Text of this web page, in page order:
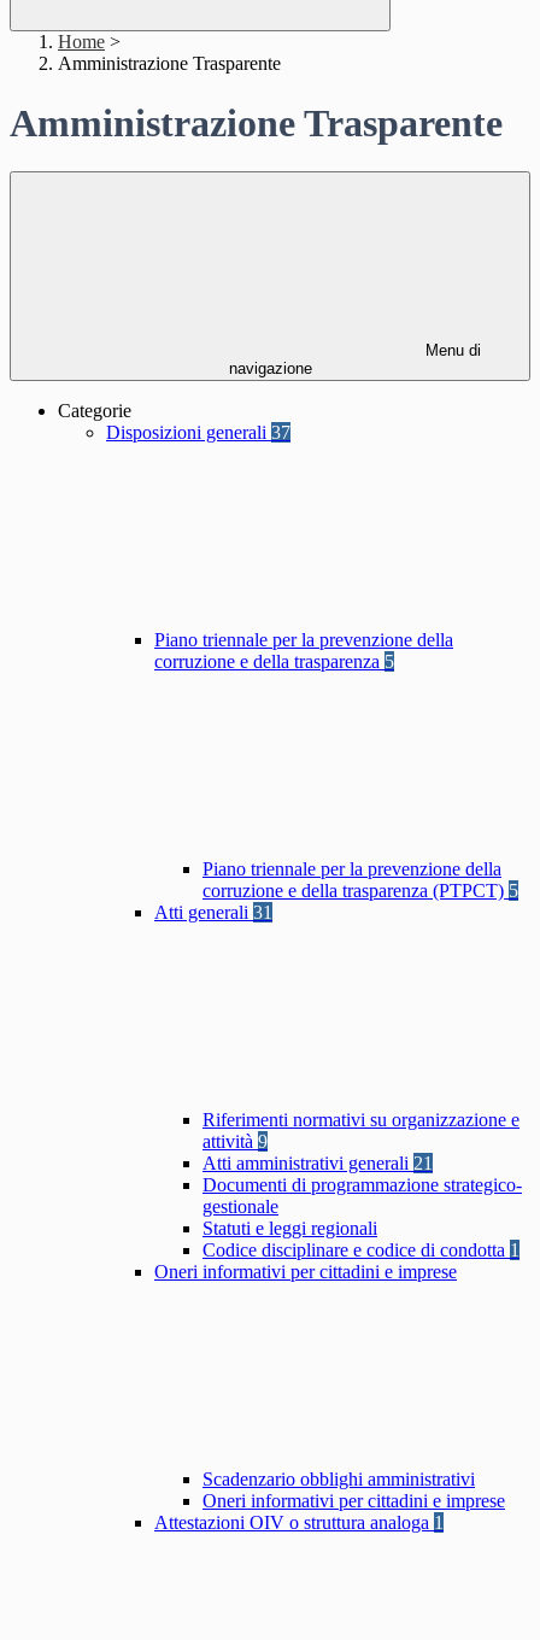
Home >
Amministrazione Trasparente
Amministrazione Trasparente
Menu di
navigazione
Categorie
Disposizioni generali 37
Piano triennale per la prevenzione della
corruzione e della trasparenza 5
Piano triennale per la prevenzione della
corruzione e della trasparenza (PTPCT) 5
Atti generali 31
Riferimenti normativi su organizzazione e
attività 9
Atti amministrativi generali 21
Documenti di programmazione strategico-
gestionale
Statuti e leggi regionali
Codice disciplinare e codice di condotta 1
Oneri informativi per cittadini e imprese
Scadenzario obblighi amministrativi
Oneri informativi per cittadini e imprese
Attestazioni OIV o struttura analoga 1